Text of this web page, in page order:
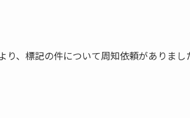
、標記の件について周知依頼がありまし